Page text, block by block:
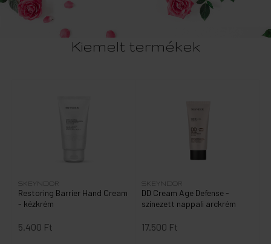
Kiemelt termékek
Restoring Barrier Hand Cream
- kézkrém
SKEYNDOR
5.400 Ft
DD Cream Age Defense -
színezett nappali arckrém
SKEYNDOR
17.500 Ft